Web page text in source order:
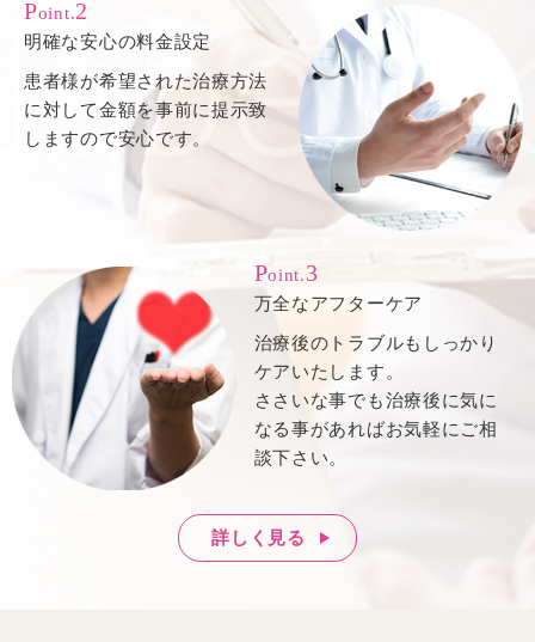
Point.2
明確な安心の料金設定
患者様が希望された治療方法
に対して金額を事前に提示致
しますので安心です。
Point.3
万全なアフターケア
治療後のトラブルもしっかり
ケアいたします。
ささいな事でも治療後に気に
なる事があればお気軽にご相
談下さい。
詳しく見る